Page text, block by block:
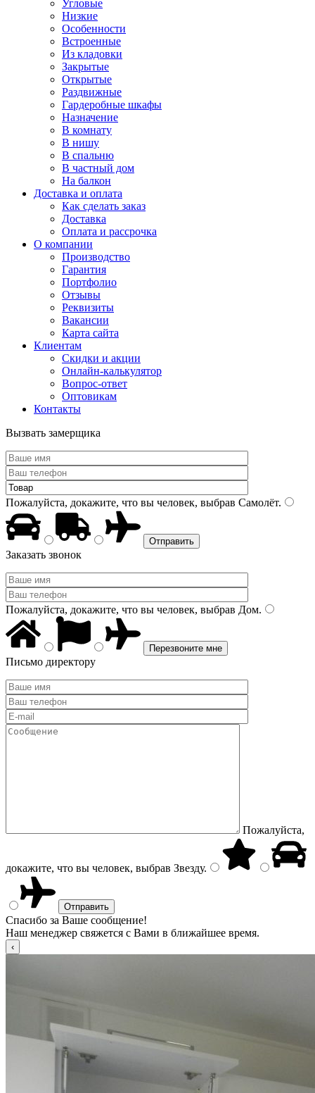
Угловые
Низкие
Особенности
Встроенные
Из кладовки
Закрытые
Открытые
Раздвижные
Гардеробные шкафы
Назначение
В комнату
В нишу
В спальню
В частный дом
На балкон
Доставка и оплата
Как сделать заказ
Доставка
Оплата и рассрочка
О компании
Производство
Гарантия
Портфолио
Отзывы
Реквизиты
Вакансии
Карта сайта
Клиентам
Скидки и акции
Онлайн-калькулятор
Вопрос-ответ
Оптовикам
Контакты
Вызвать замерщика
Пожалуйста, докажите, что вы человек, выбрав Самолёт.
Заказать звонок
Пожалуйста, докажите, что вы человек, выбрав Дом.
Письмо директору
Пожалуйста,
докажите, что вы человек, выбрав Звезду.
Спасибо за Ваше сообщение!
Наш менеджер свяжется с Вами в ближайшее время.